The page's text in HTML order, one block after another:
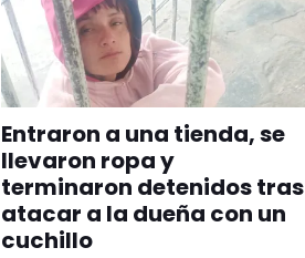
Entraron a una tienda, se
llevaron ropa y
terminaron detenidos tras
atacar a la dueña con un
cuchillo